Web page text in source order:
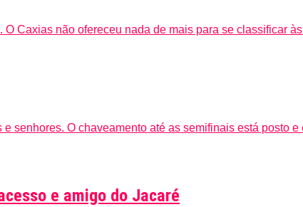
Caxias não ofereceu nada de mais para se classificar
senhores. O chaveamento até as semifinais está posto
e amigo do Jacaré